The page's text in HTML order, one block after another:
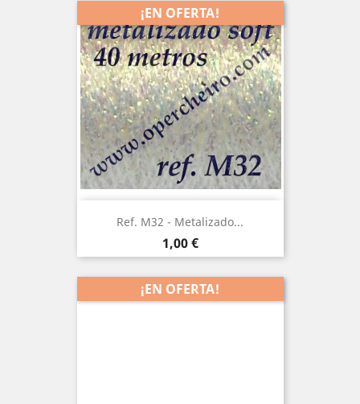
Ref. M32 - Metalizado...
Precio
1,00 €
¡EN OFERTA!
¡EN OFERTA!